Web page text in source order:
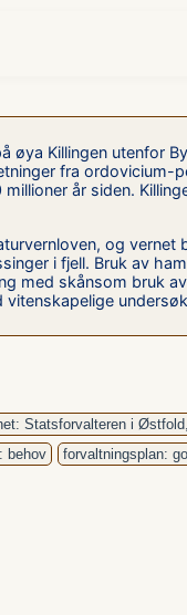
øya Killingen
fra
år siden.
og
i fjell. Bruk av
med skånsom bruk
Statsforvalteren i
behov forvaltningsplan: